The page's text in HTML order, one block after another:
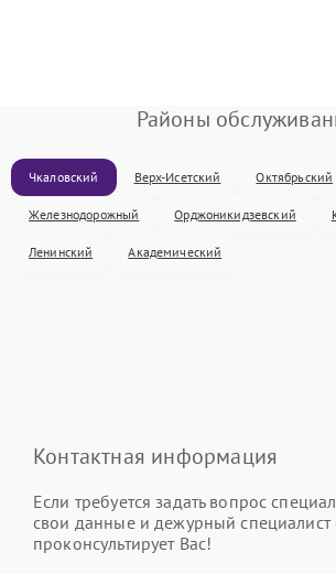
Районы
Чкаловский Верх-Исетский Октябрьский
Железнодорожный Орджоникидзевский
Ленинский Академический
Контактная информация
Если требуется задать вопрос
свои данные и дежурный специалист
проконсультирует Вас!